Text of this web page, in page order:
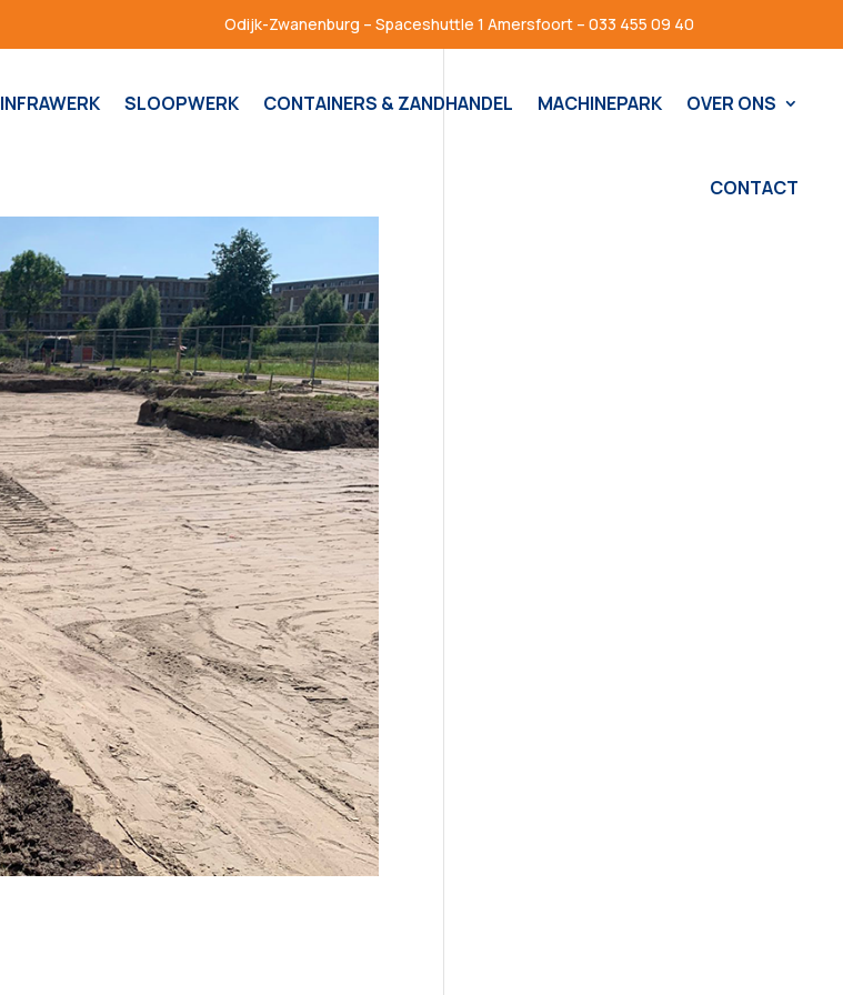
Odijk-Zwanenburg – Spaceshuttle 1 Amersfoort – 033 455 09 40
INFRAWERK SLOOPWERK CONTAINERS & ZANDHANDEL MACHINEPARK OVER ONS
CONTACT